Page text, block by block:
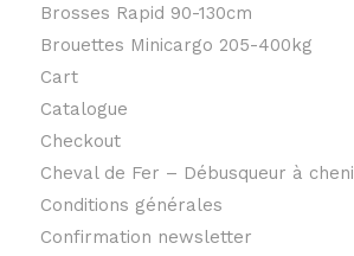
Brosses Rapid 90-130cm
Brouettes Minicargo 205-400kg
Cart
Catalogue
Checkout
Cheval de Fer – Débusqueur à
Conditions générales
Confirmation newsletter